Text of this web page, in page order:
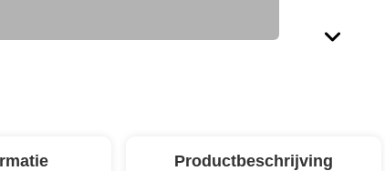
Productbeschrijving